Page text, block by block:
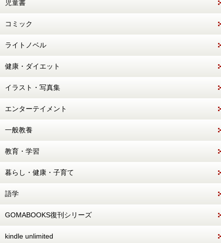
児童書
コミック
ライトノベル
健康・ダイエット
イラスト・写真集
エンターテイメント
一般教養
教育・学習
暮らし・健康・子育て
語学
GOMABOOKS復刊シリーズ
kindle unlimited